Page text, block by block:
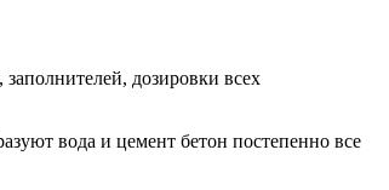
дозировки всех
вода и цемент бетон постепенно все